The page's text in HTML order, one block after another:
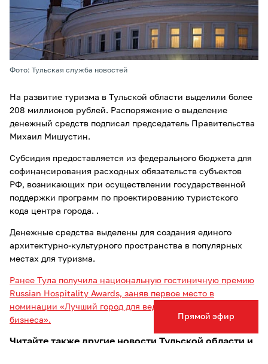
Прямой эфир
Фото: Тульская служба новостей
На развитие туризма в Тульской области выделили более
208 миллионов рублей. Распоряжение о выделение
денежный средств подписал председатель Правительства
Михаил Мишустин.
Субсидия предоставляется из федерального бюджета для
софинансирования расходных обязательств субъектов
РФ, возникающих при осуществлении государственной
поддержки программ по проектированию туристского
кода центра города. .
Денежные средства выделены для создания единого
архитектурно-культурного пространства в популярных
местах для туризма.
Ранее Тула получила национальную гостиничную премию
Russian Hospitality Awards, заняв первое место в
номинации «Лучший город для ведения гостиничного
бизнеса».
Читайте также другие новости Тульской области и